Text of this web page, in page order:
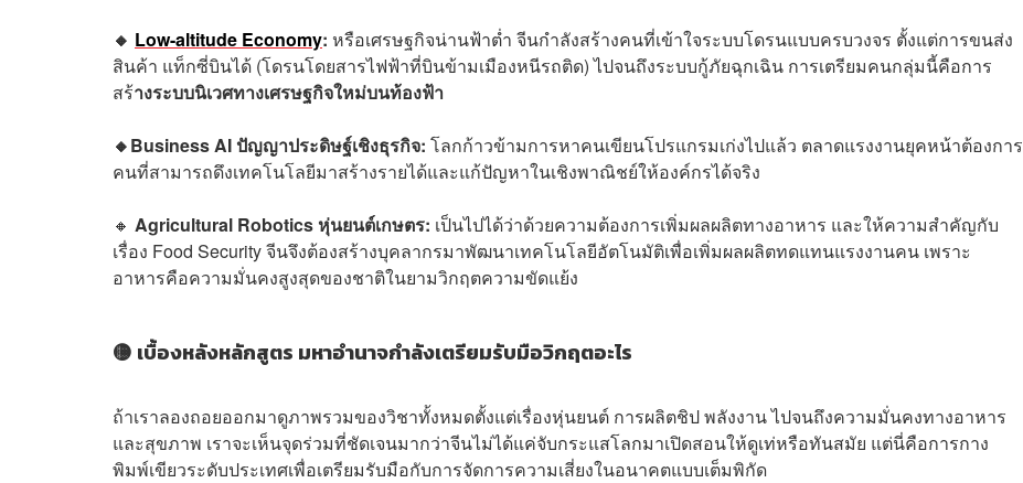
🔸 Low-altitude Economy: หรือเศรษฐกิจน่านฟ้าต่ำ จีนกำลังสร้างคนที่เข้าใจระบบโดรนแบบครบวงจร ตั้งแต่การขนส่ง
สินค้า แท็กซี่บินได้ (โดรนโดยสารไฟฟ้าที่บินข้ามเมืองหนีรถติด) ไปจนถึงระบบกู้ภัยฉุกเฉิน การเตรียมคนกลุ่มนี้คือการ
สร้างระบบนิเวศทางเศรษฐกิจใหม่บนท้องฟ้า
🔸Business AI ปัญญาประดิษฐ์เชิงธุรกิจ: โลกก้าวข้ามการหาคนเขียนโปรแกรมเก่งไปแล้ว ตลาดแรงงานยุคหน้าต้องการ
คนที่สามารถดึงเทคโนโลยีมาสร้างรายได้และแก้ปัญหาในเชิงพาณิชย์ให้องค์กรได้จริง
🔸 Agricultural Robotics หุ่นยนต์เกษตร: เป็นไปได้ว่าด้วยความต้องการเพิ่มผลผลิตทางอาหาร และให้ความสำคัญกับ
เรื่อง Food Security จีนจึงต้องสร้างบุคลากรมาพัฒนาเทคโนโลยีอัตโนมัติเพื่อเพิ่มผลผลิตทดแทนแรงงานคน เพราะ
อาหารคือความมั่นคงสูงสุดของชาติในยามวิกฤตความขัดแย้ง
🟡 เบื้องหลังหลักสูตร มหาอำนาจกำลังเตรียมรับมือวิกฤตอะไร
ถ้าเราลองถอยออกมาดูภาพรวมของวิชาทั้งหมดตั้งแต่เรื่องหุ่นยนต์ การผลิตชิป พลังงาน ไปจนถึงความมั่นคงทางอาหาร
และสุขภาพ เราจะเห็นจุดร่วมที่ชัดเจนมากว่าจีนไม่ได้แค่จับกระแสโลกมาเปิดสอนให้ดูเท่หรือทันสมัย แต่นี่คือการกาง
พิมพ์เขียวระดับประเทศเพื่อเตรียมรับมือกับการจัดการความเสี่ยงในอนาคตแบบเต็มพิกัด